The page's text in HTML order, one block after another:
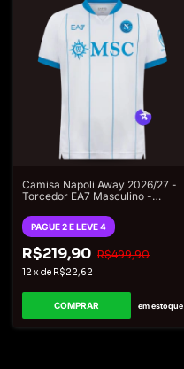
Camisa Napoli Away 2026/27 -
Torcedor EA7 Masculino -
PAGUE 2 E LEVE 4
R$219,90 R$499,90
12 xde R$22,62
COMPRAR em estoque